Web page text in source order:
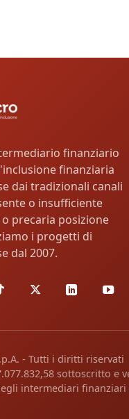
finanziario
finanziaria
dai tradizionali canali
o insufficiente
precaria posizione
i progetti di
dal 2007.
- Tutti i diritti riservati
sottoscritto e
intermediari finanziari